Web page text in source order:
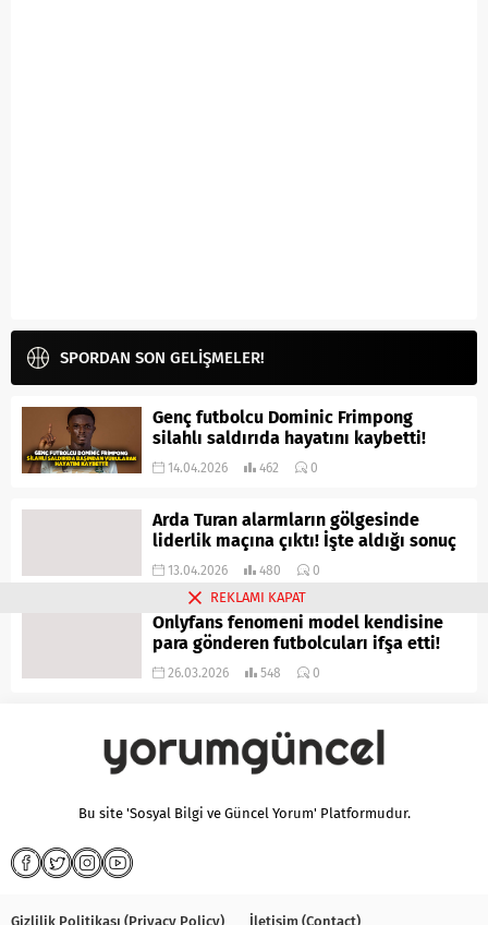
SPORDAN SON GELİŞMELER!
Genç futbolcu Dominic Frimpong
silahlı saldırıda hayatını kaybetti!
14.04.2026 462 0
Arda Turan alarmların gölgesinde
liderlik maçına çıktı! İşte aldığı sonuç
13.04.2026 480 0
Onlyfans fenomeni model kendisine
para gönderen futbolcuları ifşa etti!
26.03.2026 548 0
Bu site 'Sosyal Bilgi ve Güncel Yorum' Platformudur.
Gizlilik Politikası (Privacy Policy) İletişim (Contact)
REKLAMI KAPAT